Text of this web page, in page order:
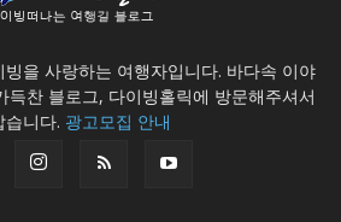
을 사랑하는 여행자입니다. 바다속 이야
득찬 블로그, 다이빙홀릭에 방문해주셔서
습니다. 광고모집 안내